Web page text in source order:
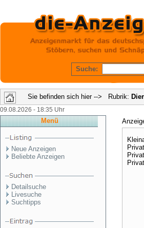
Suche:
Sie befinden sich hier --> Rubrik:
09.08.2026 - 18:35 Uhr
Menü
Neue Anzeigen
Beliebte Anzeigen
Detailsuche
Livesuche
Suchtipps